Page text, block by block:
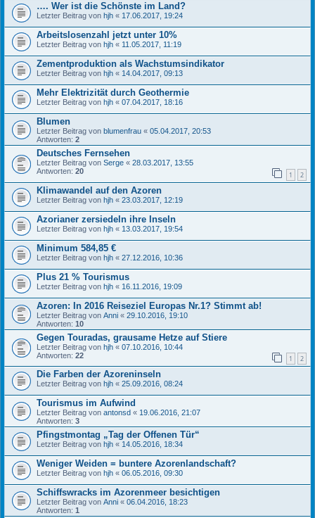
…. Wer ist die Schönste im Land?
Letzter Beitrag von hjh « 17.06.2017, 19:24
Arbeitslosenzahl jetzt unter 10%
Letzter Beitrag von hjh « 11.05.2017, 11:19
Zementproduktion als Wachstumsindikator
Letzter Beitrag von hjh « 14.04.2017, 09:13
Mehr Elektrizität durch Geothermie
Letzter Beitrag von hjh « 07.04.2017, 18:16
Blumen
Letzter Beitrag von blumenfrau « 05.04.2017, 20:53
Antworten: 2
Deutsches Fernsehen
Letzter Beitrag von Serge « 28.03.2017, 13:55
Antworten: 20 1 2
Klimawandel auf den Azoren
Letzter Beitrag von hjh « 23.03.2017, 12:19
Azorianer zersiedeln ihre Inseln
Letzter Beitrag von hjh « 13.03.2017, 19:54
Minimum 584,85 €
Letzter Beitrag von hjh « 27.12.2016, 10:36
Plus 21 % Tourismus
Letzter Beitrag von hjh « 16.11.2016, 19:09
Azoren: In 2016 Reiseziel Europas Nr.1? Stimmt ab!
Letzter Beitrag von Anni « 29.10.2016, 19:10
Antworten: 10
Gegen Touradas, grausame Hetze auf Stiere
Letzter Beitrag von hjh « 07.10.2016, 10:44
Antworten: 22 1 2
Die Farben der Azoreninseln
Letzter Beitrag von hjh « 25.09.2016, 08:24
Tourismus im Aufwind
Letzter Beitrag von antonsd « 19.06.2016, 21:07
Antworten: 3
Pfingstmontag „Tag der Offenen Tür“
Letzter Beitrag von hjh « 14.05.2016, 18:34
Weniger Weiden = buntere Azorenlandschaft?
Letzter Beitrag von hjh « 06.05.2016, 09:30
Schiffswracks im Azorenmeer besichtigen
Letzter Beitrag von Anni « 06.04.2016, 18:23
Antworten: 1